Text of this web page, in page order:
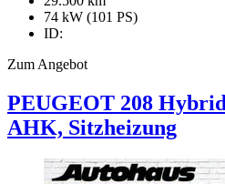
74 kW (101 PS)
ID:
Zum Angebot
PEUGEOT 208 Hybrid
AHK, Sitzheizung